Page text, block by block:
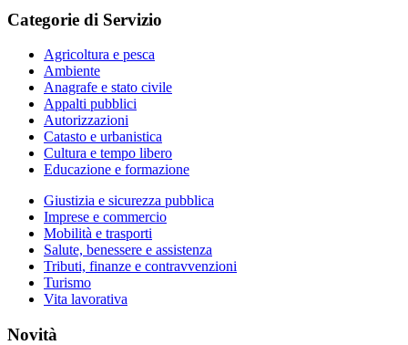
Categorie di Servizio
Agricoltura e pesca
Ambiente
Anagrafe e stato civile
Appalti pubblici
Autorizzazioni
Catasto e urbanistica
Cultura e tempo libero
Educazione e formazione
Giustizia e sicurezza pubblica
Imprese e commercio
Mobilità e trasporti
Salute, benessere e assistenza
Tributi, finanze e contravvenzioni
Turismo
Vita lavorativa
Novità